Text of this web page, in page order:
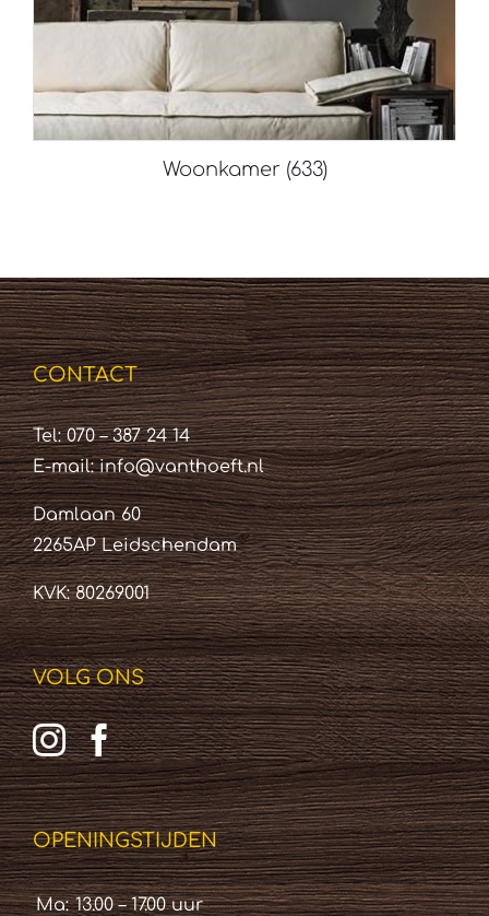
Woonkamer (633)
CONTACT
Tel: 070 – 387 24 14
E-mail:info@vanthoeft.nl
Damlaan 60
2265AP Leidschendam
KVK: 80269001
VOLG ONS
OPENINGSTIJDEN
Ma: 13.00 – 17.00 uur